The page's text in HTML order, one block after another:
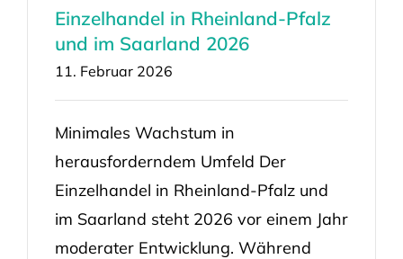
Einzelhandel in Rheinland-Pfalz
und im Saarland 2026
11. Februar 2026
Minimales Wachstum in
herausforderndem Umfeld Der
Einzelhandel in Rheinland-Pfalz und
im Saarland steht 2026 vor einem Jahr
moderater Entwicklung. Während